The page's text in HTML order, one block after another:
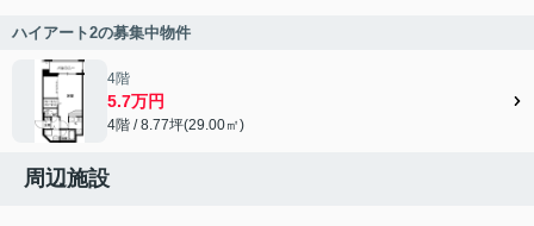
ハイアート2の募集中物件
4階
5.7万円
4階 / 8.77坪(29.00㎡)
周辺施設